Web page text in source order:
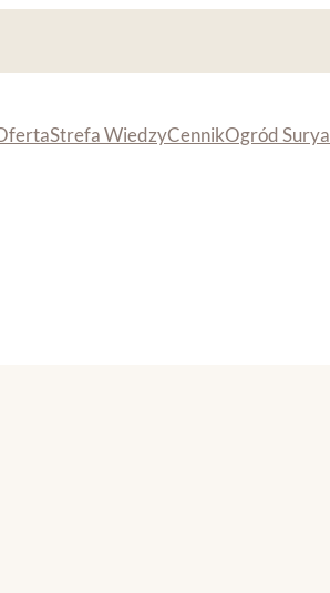
Strefa WiedzyCennikOgród Surya